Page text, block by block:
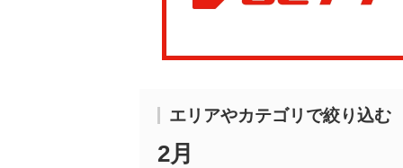
エリアやカテゴリで絞り込む
2月